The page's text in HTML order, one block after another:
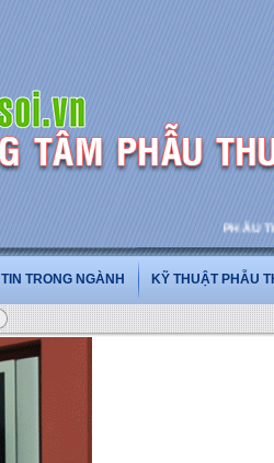
PHẪU
TIN TRONG NGÀNH KỸ THUẬT PHẪU